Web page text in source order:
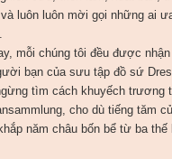
luôn luôn mời gọi những ai
mỗi chúng tôi đều được
bạn của sưu tập đồ sứ
tìm cách khuyếch trương
cho dù tiếng tăm
năm châu bốn bể từ ba thế